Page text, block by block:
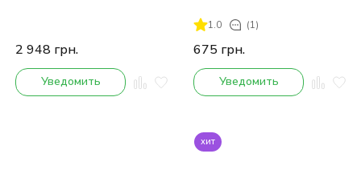
2 948 грн.
Уведомить
1.0 (1)
675 грн.
Уведомить
хит